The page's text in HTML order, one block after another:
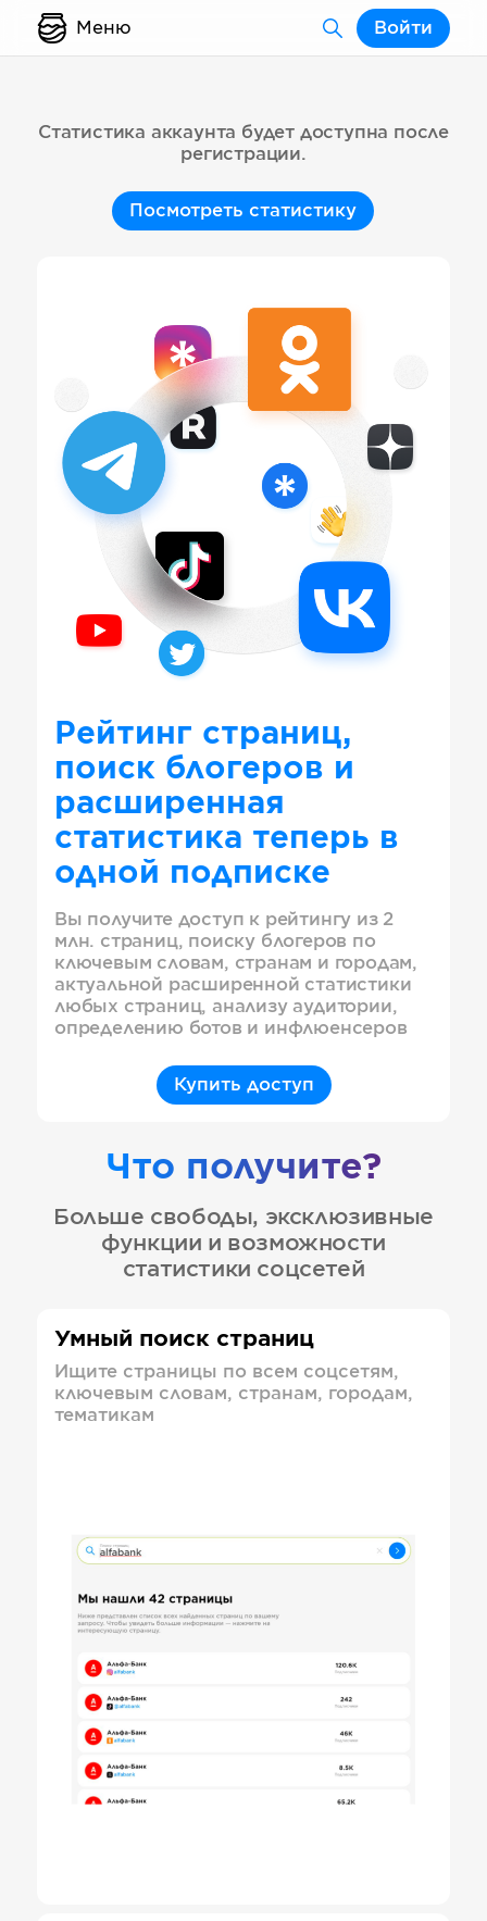
Меню Войти
Статистика аккаунта будет доступна после
регистрации.
Посмотреть статистику
Рейтинг страниц,
поиск блогеров и
расширенная
статистика теперь в
одной подписке
Вы получите доступ к рейтингу из 2
млн. страниц, поиску блогеров по
ключевым словам, странам и городам,
актуальной расширенной статистики
любых страниц, анализу аудитории,
определению ботов и инфлюенсеров
Купить доступ
Что получите?
Больше свободы, эксклюзивные
функции и возможности
статистики соцсетей
Умный поиск страниц
Ищите страницы по всем соцсетям,
ключевым словам, странам, городам,
тематикам